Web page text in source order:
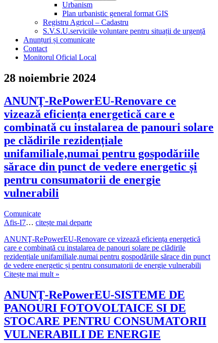
Urbanism
Plan urbanistic general format GIS
Registru Agricol – Cadastru
S.V.S.U.serviciile voluntare pentru situații de urgență
Anunțuri și comunicate
Contact
Monitorul Oficial Local
28 noiembrie 2024
ANUNŢ-RePowerEU-Renovare ce
vizează eficiența energetică care e
combinată cu instalarea de panouri solare
pe clădirile rezidențiale
unifamiliale,numai pentru gospodăriile
sărace din punct de vedere energetic și
pentru consumatorii de energie
vulnerabili
Comunicate
Afis-I7… citește mai departe
ANUNŢ-RePowerEU-Renovare ce vizează eficiența energetică
care e combinată cu instalarea de panouri solare pe clădirile
rezidențiale unifamiliale,numai pentru gospodăriile sărace din punct
de vedere energetic și pentru consumatorii de energie vulnerabili
Citește mai mult »
ANUNŢ-RePowerEU-SISTEME DE
PANOURI FOTOVOLTAICE SI DE
STOCARE PENTRU CONSUMATORII
VULNERABILI DE ENERGIE